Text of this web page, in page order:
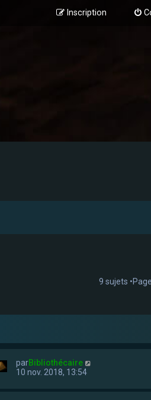
Inscription
9 sujets •Page
parBibliothécaire
10 nov. 2018, 13:54